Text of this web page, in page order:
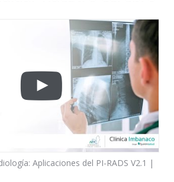
Aplicaciones del PI-RADS V2.1 |